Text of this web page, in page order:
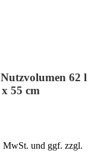
62 l
55 cm
und ggf. zzgl.